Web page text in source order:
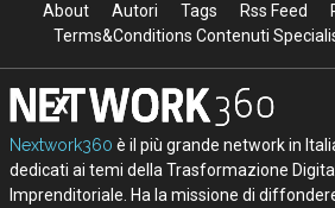
About Autori Tags Rss Feed
Terms&Conditions Contenuti
Nextwork360 è il più grande network in
dedicati ai temi della Trasformazione
Imprenditoriale. Ha la missione di